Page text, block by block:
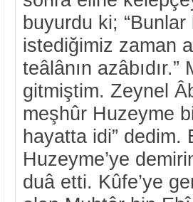
buyurdu ki; “Bunlar
istediğimiz zaman
teâlânın
gitmiştim. Zeynel
meşhûr Huzeyme
hayatta idi” dedim.
Huzeyme’ye
duâ etti. Kûfe’ye